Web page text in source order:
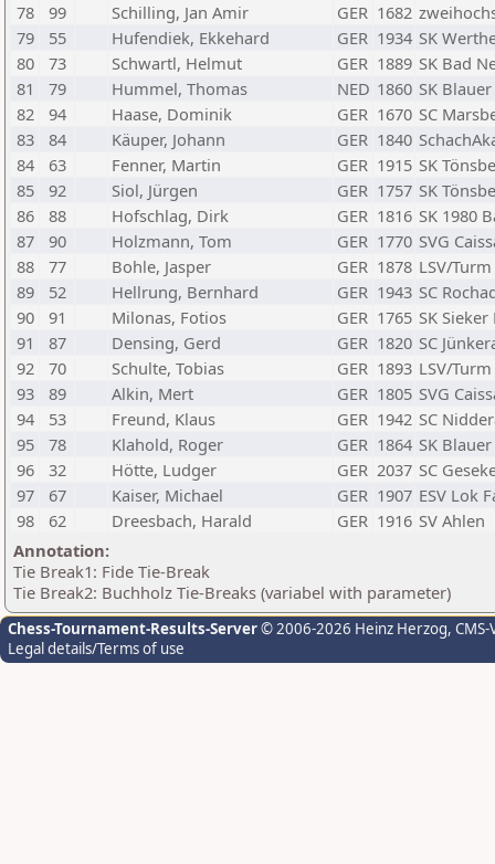
78
99 Schilling, Jan Amir GER 1682
79
55 Hufendiek, Ekkehard GER 1934 SK
80
73 Schwartl, Helmut GER 1889 SK Bad
81
79 Hummel, Thomas NED 1860 SK
82
94 Haase, Dominik GER 1670 SC
83
84 Käuper, Johann GER 1840
84
63 Fenner, Martin GER 1915 SK
85
92 Siol, Jürgen GER 1757 SK
86
88 Hofschlag, Dirk GER 1816 SK 1980
87
90 Holzmann, Tom GER 1770 SVG
88
77 Bohle, Jasper GER 1878 LSV/
89
52 Hellrung, Bernhard GER 1943 SC
90
91 Milonas, Fotios GER 1765 SK
91
87 Densing, Gerd GER 1820 SC
92
70 Schulte, Tobias GER 1893 LSV/
93
89 Alkin, Mert GER 1805 SVG
94
53 Freund, Klaus GER 1942 SC
95
78 Klahold, Roger GER 1864 SK
96
32 Hötte, Ludger GER 2037 SC
97
67 Kaiser, Michael GER 1907 ESV Lok
98
62 Dreesbach, Harald GER 1916 SV Ahlen
Annotation:
Tie Break1: Fide Tie-Break
Tie Break2: Buchholz Tie-Breaks (variabel with parameter)
Chess-Tournament-Results-Server© 2006-2026 Heinz Herzog,
Legal details/Terms of use